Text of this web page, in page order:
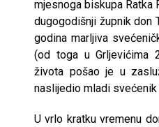
mjesnoga biskupa Ratka
dugogodišnji župnik don
godina marljiva
(od toga u Grljevićima
života pošao je u
naslijedio mladi svećenik
U vrlo kratku vremenu